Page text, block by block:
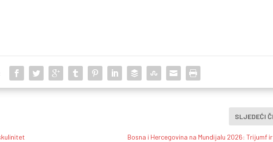
SLJEDEĆI
Bosna i Hercegovina na Mundijalu 2026: Trijumf